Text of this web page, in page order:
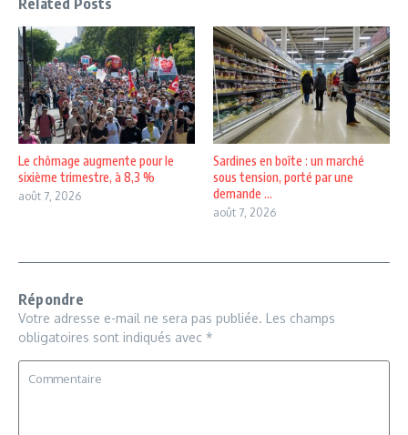
Le chômage augmente pour le
sixième trimestre, à 8,3 %
août 7, 2026
Sardines en boîte : un marché
sous tension, porté par une
demande ...
août 7, 2026
Répondre
Votre adresse e-mail ne sera pas publiée. Les champs
obligatoires sont indiqués avec *